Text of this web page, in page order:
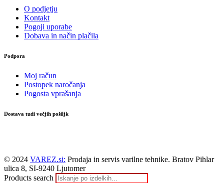
O podjetju
Kontakt
Pogoji uporabe
Dobava in način plačila
Podpora
Moj račun
Postopek naročanja
Pogosta vprašanja
Dostava tudi večjih pošiljk
© 2024 VAREZ.si: Prodaja in servis varilne tehnike. Bratov Pihlar
ulica 8, SI-9240 Ljutomer
Products search